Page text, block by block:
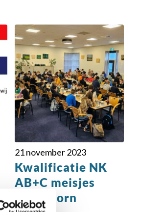
21 november 2023
Kwalificatie NK
AB+C meisjes
Apeldoorn